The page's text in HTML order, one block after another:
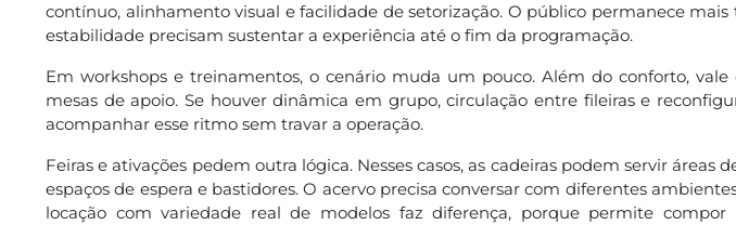
contínuo, alinhamento visual e facilidade de setorização. O público permanece
estabilidade precisam sustentar a experiência até o fim da programação.
Em workshops e treinamentos, o cenário muda um pouco. Além do conforto,
mesas de apoio. Se houver dinâmica em grupo, circulação entre fileiras e
acompanhar esse ritmo sem travar a operação.
Feiras e ativações pedem outra lógica. Nesses casos, as cadeiras podem servir áreas
espaços de espera e bastidores. O acervo precisa conversar com diferentes
locação com variedade real de modelos faz diferença, porque permite